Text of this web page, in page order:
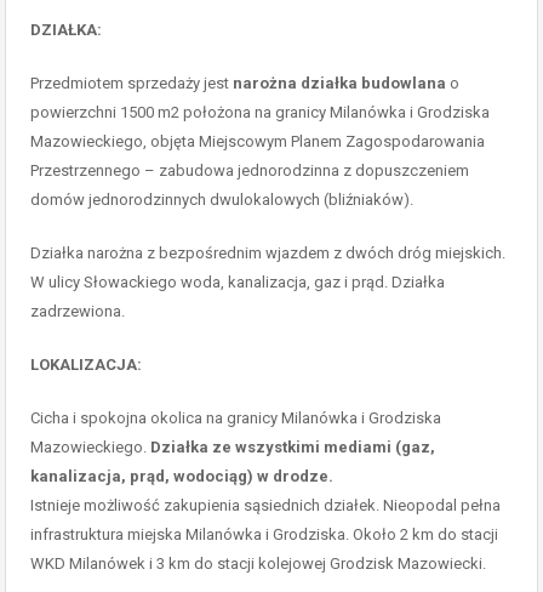
DZIAŁKA:
Przedmiotem sprzedaży jest narożna działka budowlana o
powierzchni 1500 m2 położona na granicy Milanówka i Grodziska
Mazowieckiego, objęta Miejscowym Planem Zagospodarowania
Przestrzennego – zabudowa jednorodzinna z dopuszczeniem
domów jednorodzinnych dwulokalowych (bliźniaków).
Działka narożna z bezpośrednim wjazdem z dwóch dróg miejskich.
W ulicy Słowackiego woda, kanalizacja, gaz i prąd. Działka
zadrzewiona.
LOKALIZACJA:
Cicha i spokojna okolica na granicy Milanówka i Grodziska
Mazowieckiego. Działka ze wszystkimi mediami (gaz,
kanalizacja, prąd, wodociąg) w drodze.
Istnieje możliwość zakupienia sąsiednich działek. Nieopodal pełna
infrastruktura miejska Milanówka i Grodziska. Około 2 km do stacji
WKD Milanówek i 3 km do stacji kolejowej Grodzisk Mazowiecki.